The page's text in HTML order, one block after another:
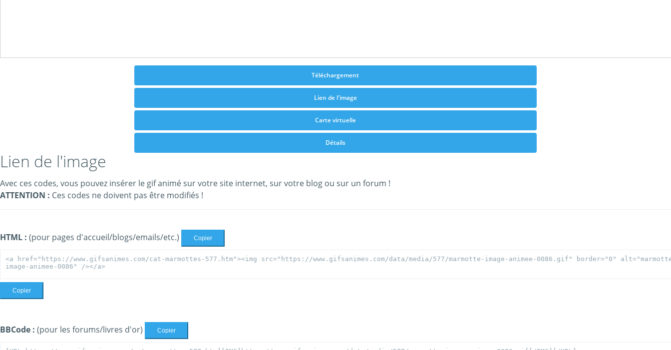
Téléchargement
Lien de l'image
Carte virtuelle
Détails
Lien de l'image
Avec ces codes, vous pouvez insérer le gif animé sur votre site internet, sur votre blog ou sur un forum !
ATTENTION : Ces codes ne doivent pas être modifiés !
HTML : (pour pages d'accueil/blogs/emails/etc.) Copier
Copier
BBCode : (pour les forums/livres d'or) Copier